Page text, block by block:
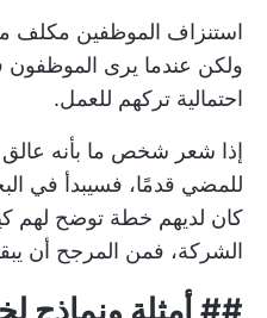
استنزاف الموظفين مكلف
ولكن عندما يرى الموظفون
احتمالية تركهم للعمل.
إذا شعر شخص ما بأنه
للمضي قدمًا، فسيبدأ في
كان لديهم خطة توضح لهم
الشركة، فمن المرجح أن